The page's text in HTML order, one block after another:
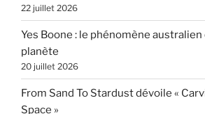
22 juillet 2026
Yes Boone : le phénomène
planète
20 juillet 2026
From Sand To Stardust dévoile «
Space »